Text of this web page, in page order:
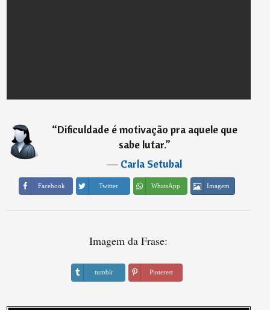
“Dificuldade é motivação pra aquele que
sabe lutar.”
―Carla Setubal
Facebook Twitter WhatsApp Imagem
Imagem da Frase:
tumblr Pinterest